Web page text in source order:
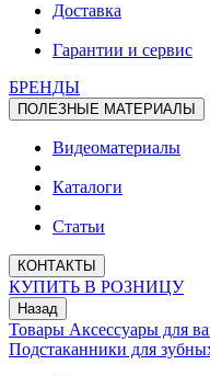
Доставка
Гарантии и сервис
БРЕНДЫ
ПОЛЕЗНЫЕ МАТЕРИАЛЫ
Видеоматериалы
Каталоги
Статьи
КОНТАКТЫ
КУПИТЬ В РОЗНИЦУ
Назад
Товары Аксессуары для
Подстаканники для